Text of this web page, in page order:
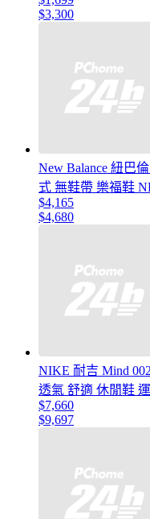
$3,300
New Balance 紐巴
式 無鞋帶 樂福鞋
$4,165
$4,680
NIKE 耐吉 Mind
透氣 舒適 休閒鞋
$7,660
$9,697